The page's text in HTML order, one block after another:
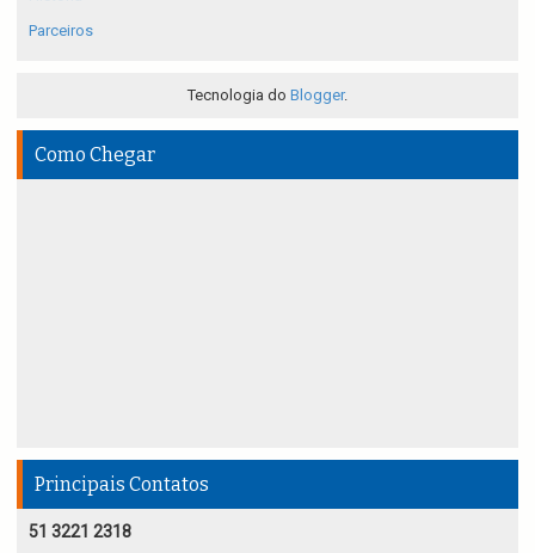
Parceiros
Tecnologia do Blogger.
Como Chegar
Principais Contatos
51 3221 2318